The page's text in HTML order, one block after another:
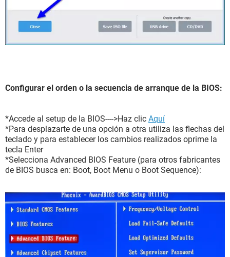
Configurar el orden o la secuencia de arranque de la BIOS:
*Accede al setup de la BIOS---->Haz clic Aquí
*Para desplazarte de una opción a otra utiliza las flechas del
teclado y para establecer los cambios realizados oprime la
tecla Enter
*Selecciona Advanced BIOS Feature (para otros fabricantes
de BIOS busca en: Boot, Boot Menu o Boot Sequence):